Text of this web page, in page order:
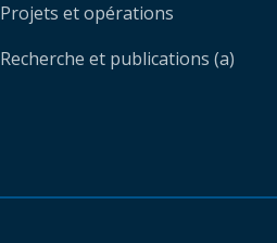
Projets et opérations
Recherche et publications (a)